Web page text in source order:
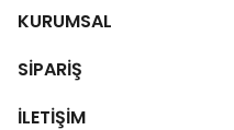
KURUMSAL
SİPARİŞ
İLETİŞİM